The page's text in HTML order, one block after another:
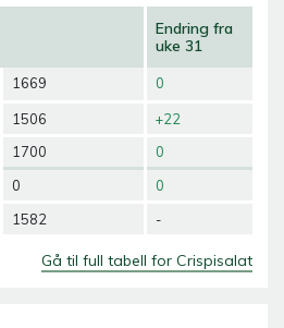
1669
1506
1700
0
1582
Endring fra
uke 31
0
+22
0
0
-
Gå til full tabell for Crispisalat